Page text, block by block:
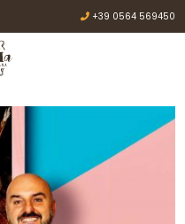
+39 0564 569450